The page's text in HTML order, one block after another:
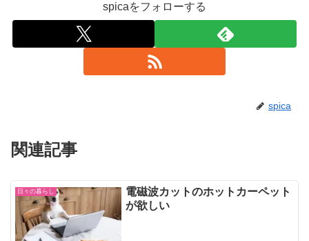
spicaをフォローする
spica
関連記事
日々の暮らし
電磁波カットのホットカーペット
が欲しい